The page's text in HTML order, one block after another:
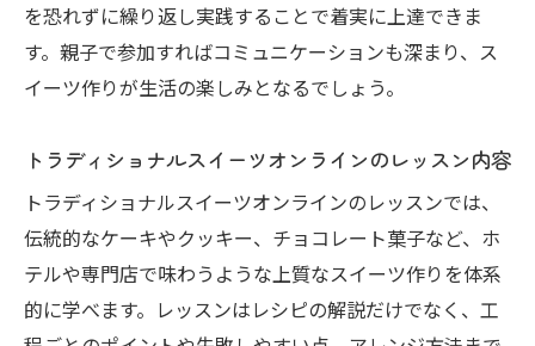
を恐れずに繰り返し実践することで着実に上達できま
す。親子で参加すればコミュニケーションも深まり、ス
イーツ作りが生活の楽しみとなるでしょう。
トラディショナルスイーツオンラインのレッスン内容
トラディショナルスイーツオンラインのレッスンでは、
伝統的なケーキやクッキー、チョコレート菓子など、ホ
テルや専門店で味わうような上質なスイーツ作りを体系
的に学べます。レッスンはレシピの解説だけでなく、工